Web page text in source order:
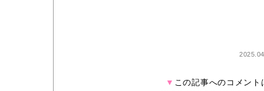
▼ この記事へのコメント